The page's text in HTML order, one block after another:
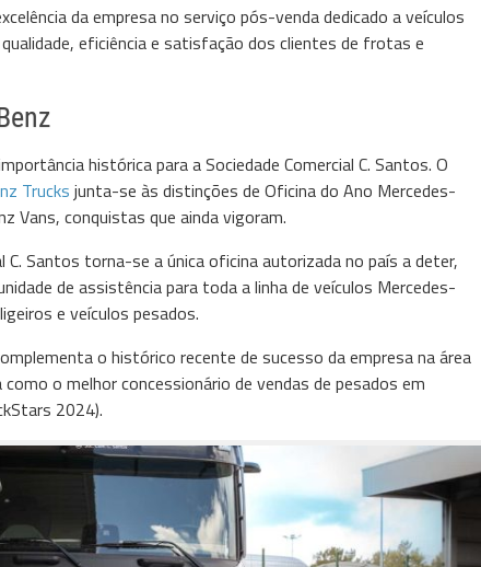
da empresa no serviço pós-venda dedicado a veículos
eficiência e satisfação dos clientes de frotas e
histórica para a Sociedade Comercial C. Santos. O
Trucks junta-se às distinções de Oficina do Ano Mercedes-
Vans, conquistas que ainda vigoram.
C. Santos torna-se a única oficina autorizada no país a deter,
de assistência para toda a linha de veículos Mercedes-
e veículos pesados.
o histórico recente de sucesso da empresa na área
o melhor concessionário de vendas de pesados em
2024).